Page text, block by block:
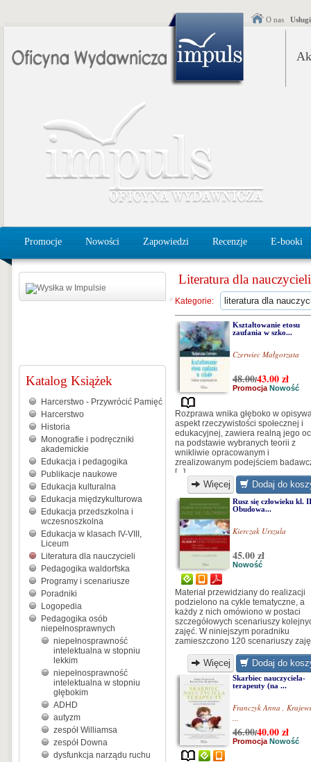
O nas
Promocje Nowości Zapowiedzi Recenzje E-booki
Katalog Książek
Harcerstwo - Przywrócić Pamięć
Harcerstwo
Historia
Monografie i podręczniki
akademickie
Edukacja i pedagogika
Publikacje naukowe
Edukacja kulturalna
Edukacja międzykulturowa
Edukacja przedszkolna i
wczesnoszkolna
Edukacja w klasach IV-VIII,
Liceum
Literatura dla nauczycieli
Pedagogika waldorfska
Programy i scenariusze
Poradniki
Logopedia
Pedagogika osób
niepełnosprawnych
niepełnosprawność
intelektualna w stopniu
lekkim
niepełnosprawność
intelektualna w stopniu
głębokim
ADHD
autyzm
zespół Williamsa
zespół Downa
dysfunkcja narządu ruchu
Literatura dla nauczycieli
Kategorie:
Kształtowanie etosu
zaufania w szko...
Czerwiec Małgorzata
48.00/43.00zł
Promocja Nowość
Rozprawa wnika głęboko w
aspekt rzeczywistości społecznej i
edukacyjnej, zawiera realną jego
na podstawie wybranych teorii z
wnikliwie opracowanym i
zrealizowanym podejściem
[...]
Więcej Dodaj do
Rusz się człowieku kl.
Obudowa...
Kierczak Urszula
45.00 zł
Nowość
Materiał przewidziany do realizacji
podzielono na cykle tematyczne, a
każdy z nich omówiono w postaci
szczegółowych scenariuszy
zajęć. W niniejszym poradniku
zamieszczono 120 scenariuszy
Więcej Dodaj do
Skarbiec nauczyciela-
terapeuty (na ...
Franczyk Anna ,
...
46.00/40.00zł
Promocja Nowość